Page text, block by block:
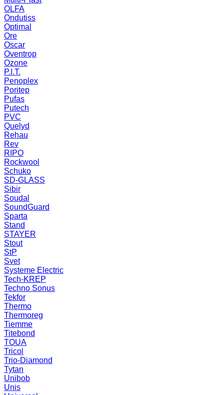
OLFA
Ondutiss
Optimal
Ore
Oscar
Oventrop
Ozone
P.I.T.
Penoplex
Poritep
Pufas
Putech
PVC
Quelyd
Rehau
Rev
RIPO
Rockwool
Schuko
SD-GLASS
Sibir
Soudal
SoundGuard
Sparta
Stand
STAYER
Stout
StP
Svet
Systeme Electric
Tech-KREP
Techno Sonus
Tekfor
Thermo
Thermoreg
Tiemme
Titebond
TOUA
Tricol
Trio-Diamond
Tytan
Unibob
Unis